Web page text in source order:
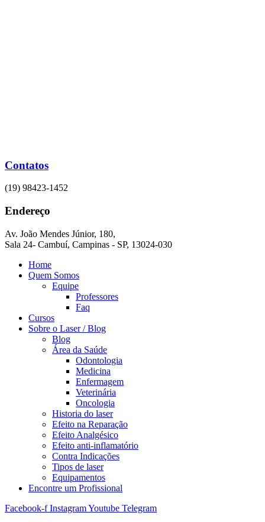
Contatos
(19) 98423-1452
Endereço
Av. João Mendes Júnior, 180,
Sala 24- Cambuí, Campinas - SP, 13024-030
Home
Quem Somos
Equipe
Professores
Faq
Cursos
Sobre o Laser / Blog
Blog
Área da Saúde
Odontologia
Medicina
Enfermagem
Veterinária
Oncologia
Historia do laser
Efeito na Reparação
Efeito Analgésico
Efeito anti-inflamatório
Contra Indicações
Tipos de laser
Equipamentos
Encontre um Profissional
Facebook-f InstagramYoutube Telegram